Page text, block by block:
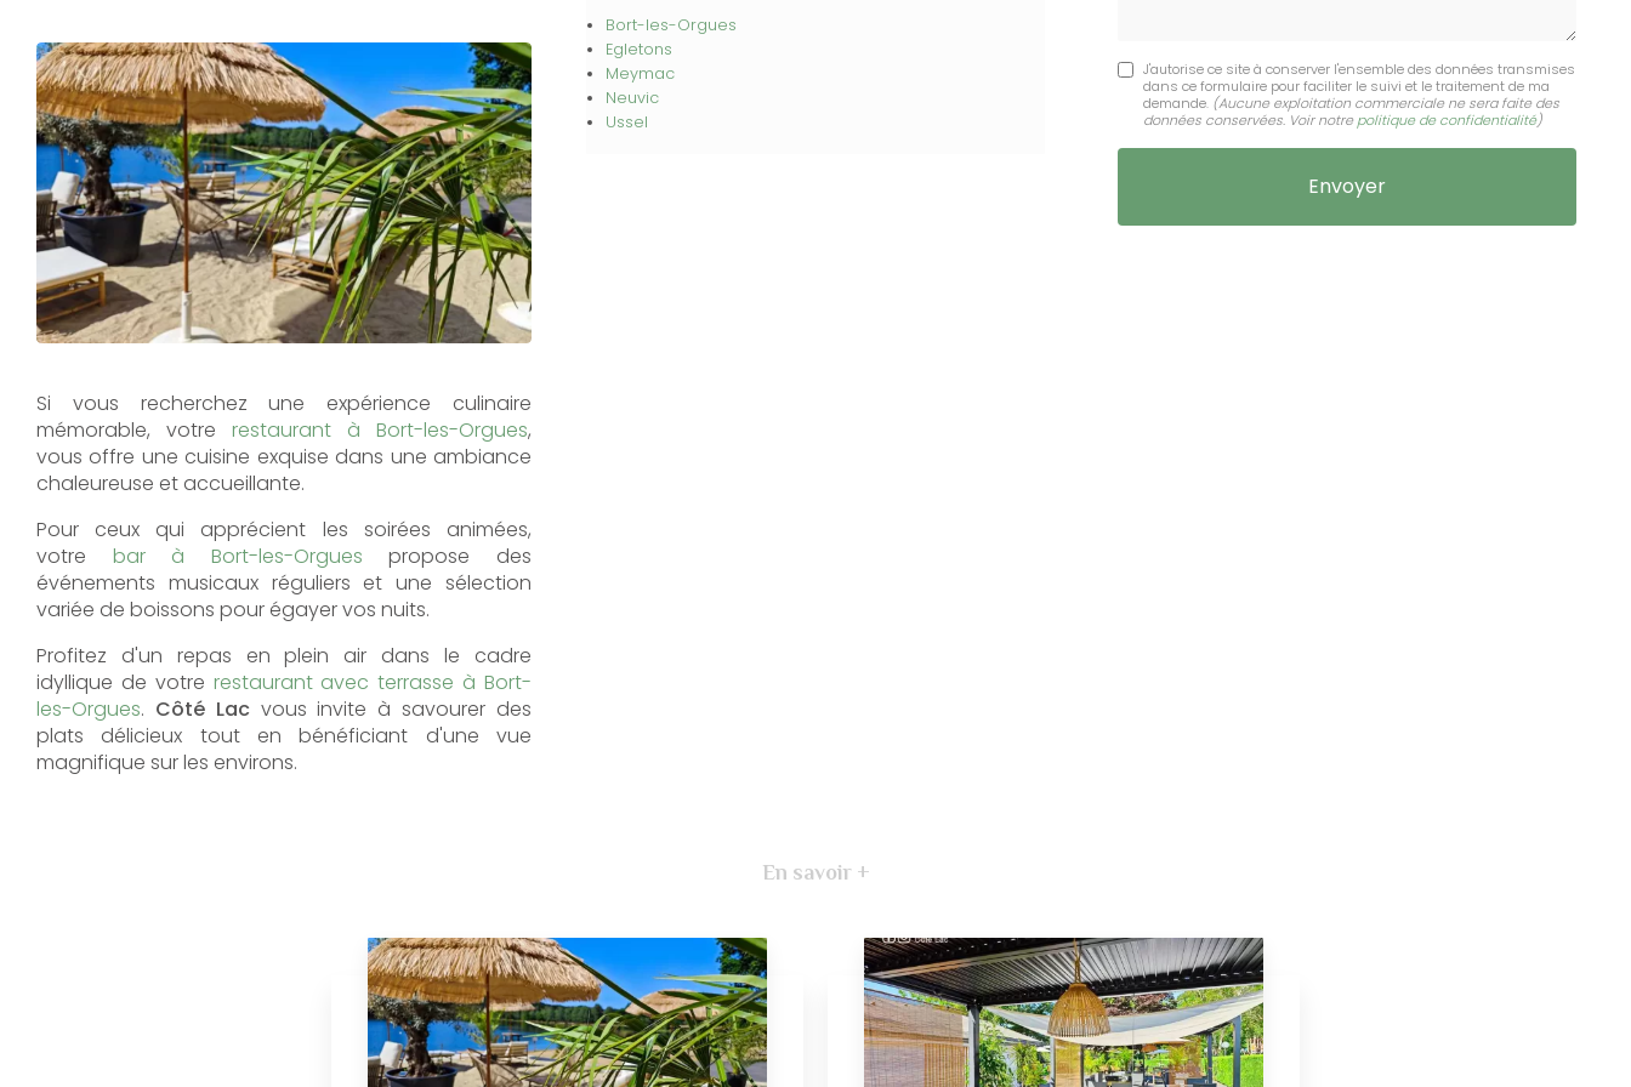
Si vous recherchez une expérience culinaire
mémorable, votre restaurant à Bort-les-Orgues,
vous offre une cuisine exquise dans une ambiance
chaleureuse et accueillante.
Pour ceux qui apprécient les soirées animées,
votre bar à Bort-les-Orgues propose des
événements musicaux réguliers et une sélection
variée de boissons pour égayer vos nuits.
Profitez d'un repas en plein air dans le cadre
idyllique de votre restaurant avec terrasse à Bort-
les-Orgues. Côté Lacvous invite à savourer des
plats délicieux tout en bénéficiant d'une vue
magnifique sur les environs.
Bort-les-Orgues
Egletons
Meymac
Neuvic
Ussel
J'autorise ce site à conserver l'ensemble des données transmises
dans ce formulaire pour faciliter le suivi et le traitement de ma
demande. (Aucune exploitation commerciale ne sera faite des
données conservées. Voir notrepolitique de confidentialité)
En savoir +